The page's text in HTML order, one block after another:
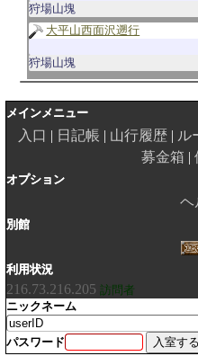
狩場山塊
大平山西面沢遡行
狩場山塊
メインメニュー
入口 日記帳 山行履歴 ル
募金箱
オプション
ヘ
別館
利用状況
216.73.216.205 訪問者
ニックネーム
パスワード